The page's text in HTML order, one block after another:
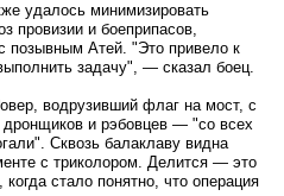
удалось минимизировать
провизии и боеприпасов,
позывным Атей. "Это привело к
задачу", — сказал боец.
водрузивший флаг на мост, с
дронщиков и рэбовцев — "со всех
Сквозь балаклаву видна
с триколором. Делится — это
стало понятно, что операция